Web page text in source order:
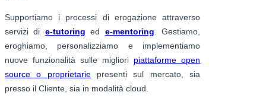
Supportiamo i processi di erogazione attraverso
servizi di e-tutoring ed e-mentoring . Gestiamo,
eroghiamo, personalizziamo e implementiamo
nuove funzionalità sulle migliori piattaforme open
source o proprietariepresenti sul mercato, sia
presso il Cliente, sia in modalità cloud.